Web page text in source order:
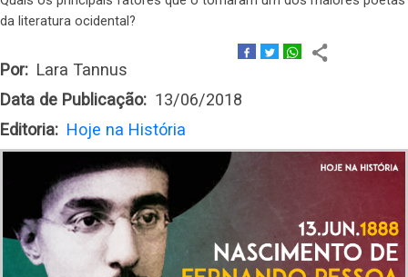
da literatura ocidental?
Por
Lara Tannus
Data de Publicação
13/06/2018
Editoria
Hoje na História